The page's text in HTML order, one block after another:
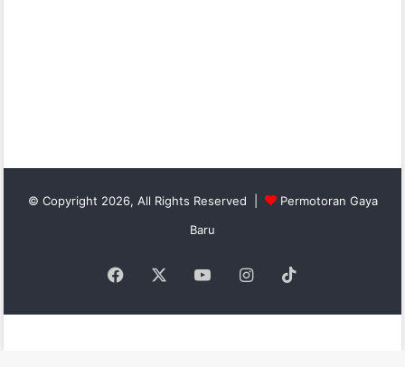
© Copyright 2026, All Rights Reserved |
Permotoran Gaya
Baru
Facebook YouTubeInstagram